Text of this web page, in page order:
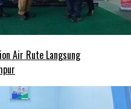
Air Rute Langsung